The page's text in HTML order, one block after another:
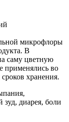
микрофлоры
В
саму цветную
применялись во
хранения.
диарея, боли